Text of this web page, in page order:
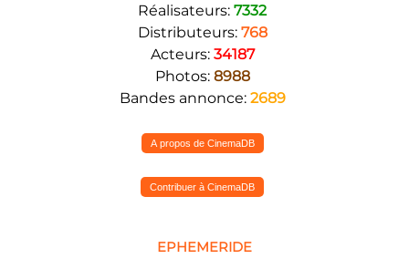
Réalisateurs: 7332
Distributeurs: 768
Acteurs: 34187
Photos: 8988
Bandes annonce: 2689
A propos de CinemaDB
Contribuer à CinemaDB
EPHEMERIDE